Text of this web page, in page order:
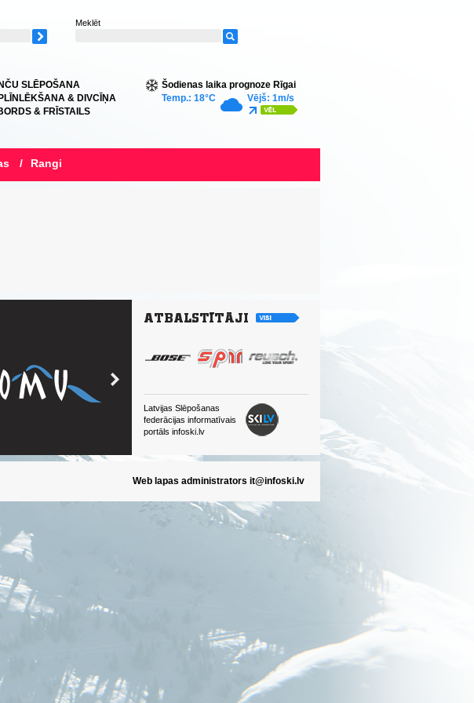
Meklēt
SLĒPOŠANA
& DIVCĪŅA
& FRĪSTAILS
Šodienas laika prognoze Rīgai
Temp.: 18°C
Vējš: 1m/s
/ Rangi
Latvijas Slēpošanas
federācijas informatīvais
portāls infoski.lv
Web lapas administrators it@infoski.lv